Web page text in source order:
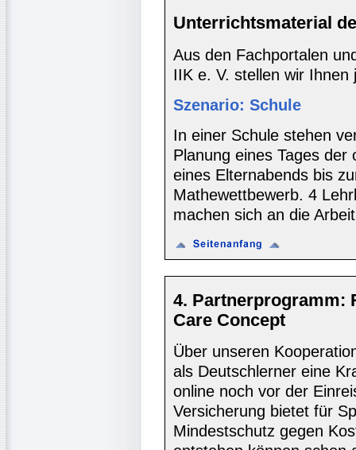
Unterrichtsmaterial
Aus den Fachportalen
IIK e. V. stellen wir Ihnen
Szenario: Schule
In einer Schule stehen
Planung eines Tages
eines Elternabends bis
Mathewettbewerb. 4
machen sich an die
4. Partnerprogramm:
Care Concept
Über unseren
als Deutschlerner eine
online noch vor der
Versicherung bietet für
Mindestschutz gegen